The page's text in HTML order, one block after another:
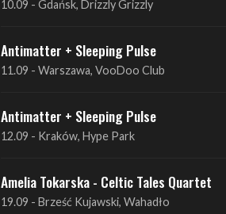
11.09 - Warszawa, VooDoo Club
Antimatter + Sleeping Pulse
12.09 - Kraków, Hype Park
Amelia Tokarska - Celtic Tales Quartet
19.09 - Brześć Kujawski, Wahadło
Liquid Shadows
19.09 - Kościan, Kościańskim Ośrodku Kultury